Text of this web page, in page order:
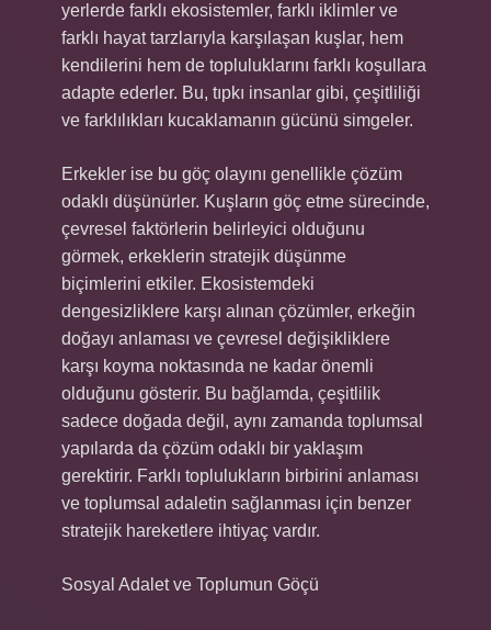
yerlerde farklı ekosistemler, farklı iklimler ve
farklı hayat tarzlarıyla karşılaşan kuşlar, hem
kendilerini hem de topluluklarını farklı koşullara
adapte ederler. Bu, tıpkı insanlar gibi, çeşitliliği
ve farklılıkları kucaklamanın gücünü simgeler.
Erkekler ise bu göç olayını genellikle çözüm
odaklı düşünürler. Kuşların göç etme sürecinde,
çevresel faktörlerin belirleyici olduğunu
görmek, erkeklerin stratejik düşünme
biçimlerini etkiler. Ekosistemdeki
dengesizliklere karşı alınan çözümler, erkeğin
doğayı anlaması ve çevresel değişikliklere
karşı koyma noktasında ne kadar önemli
olduğunu gösterir. Bu bağlamda, çeşitlilik
sadece doğada değil, aynı zamanda toplumsal
yapılarda da çözüm odaklı bir yaklaşım
gerektirir. Farklı toplulukların birbirini anlaması
ve toplumsal adaletin sağlanması için benzer
stratejik hareketlere ihtiyaç vardır.
Sosyal Adalet ve Toplumun Göçü